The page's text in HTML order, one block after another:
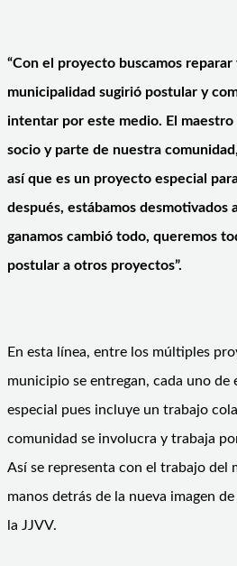
“Con el proyecto buscamos
municipalidad sugirió postular y
intentar por este medio. El maestro
socio y parte de nuestra
así que es un proyecto especial
después, estábamos desmotivados
ganamos cambió todo, queremos
postular a otros proyectos”.
En esta línea, entre los múltiples
municipio se entregan, cada uno de
especial pues incluye un trabajo
comunidad se involucra y trabaja
Así se representa con el trabajo del
manos detrás de la nueva imagen
la JJVV.